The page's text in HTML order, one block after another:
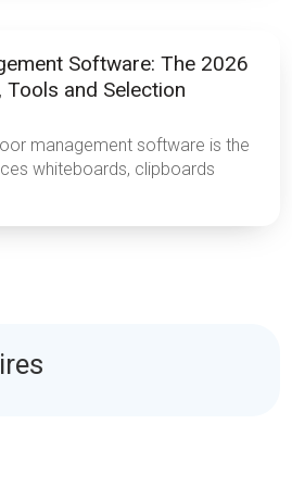
Software: The 2026
Tools and Selection
management software is the
whiteboards, clipboards